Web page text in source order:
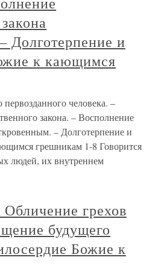
Долготерпение и
к кающимся
человека. –
закона. – Восполнение
– Долготерпение и
грешникам 1-8 Говорится
людей, их внутреннем
грехов
будущего
Божие к